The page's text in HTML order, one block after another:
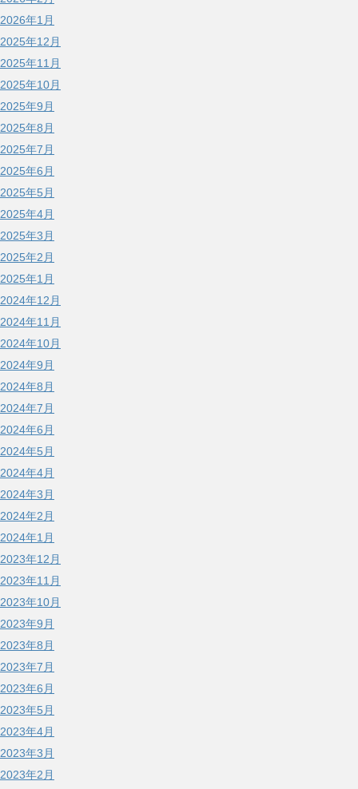
2026年1月
2025年12月
2025年11月
2025年10月
2025年9月
2025年8月
2025年7月
2025年6月
2025年5月
2025年4月
2025年3月
2025年2月
2025年1月
2024年12月
2024年11月
2024年10月
2024年9月
2024年8月
2024年7月
2024年6月
2024年5月
2024年4月
2024年3月
2024年2月
2024年1月
2023年12月
2023年11月
2023年10月
2023年9月
2023年8月
2023年7月
2023年6月
2023年5月
2023年4月
2023年3月
2023年2月